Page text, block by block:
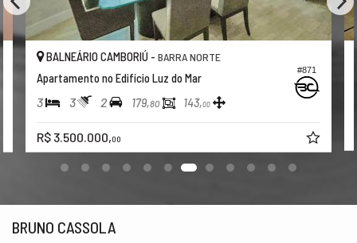
BALNEÁRIO CAMBORIÚ -
Apartamento no Edifício Charmant
4 4 3 234,
R$ 3.492.000,
BRUNO CASSOLA